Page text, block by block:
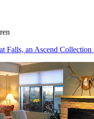
Falls, an Ascend Collection